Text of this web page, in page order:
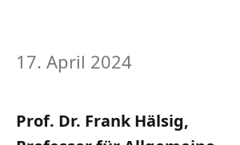
17. April 2024
Prof. Dr. Frank Hälsig,